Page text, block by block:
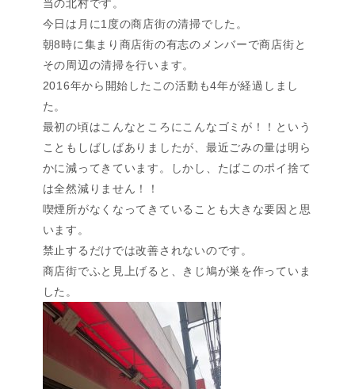
当の北村です。
今日は月に1度の商店街の清掃でした。
朝8時に集まり商店街の有志のメンバーで商店街と
その周辺の清掃を行います。
2016年から開始したこの活動も4年が経過しまし
た。
最初の頃はこんなところにこんなゴミが！！という
こともしばしばありましたが、最近ごみの量は明ら
かに減ってきています。しかし、たばこのポイ捨て
は全然減りません！！
喫煙所がなくなってきていることも大きな要因と思
います。
禁止するだけでは改善されないのです。
商店街でふと見上げると、きじ鳩が巣を作っていま
した。